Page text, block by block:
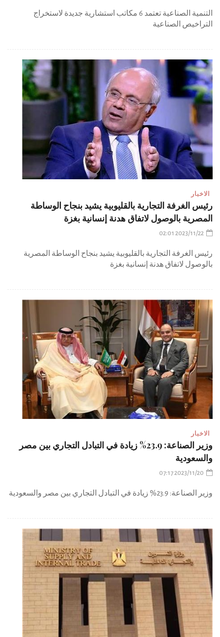
التنمية الصناعية تعتمد 6 مكاتب استشارية جديدة لاستخراج
التراخيص الصناعية
الاخبار
رئيس الغرفة التجارية بالقليوبية يشيد بنجاح الوساطة
المصرية بالوصول لاتفاق هدنة إنسانية بغزة
2023/11/22 02:01
رئيس الغرفة التجارية بالقليوبية يشيد بنجاح الوساطة المصرية
بالوصول لاتفاق هدنة إنسانية بغزة
الاخبار
وزير الصناعة: 23.9% زيادة في التبادل التجاري بين مصر
والسعودية
2023/11/20 07:17
وزير الصناعة: 23.9% زيادة في التبادل التجاري بين مصر والسعودية